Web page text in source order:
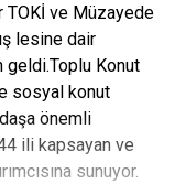
TOKİ ve Müzayede
lesine dair
geldi.Toplu Konut
sosyal konut
önemli
ili kapsayan ve
sunuyor.